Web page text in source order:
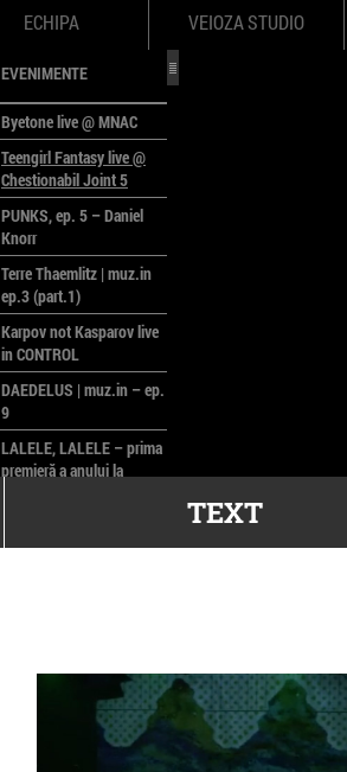
ECHIPA VEIOZA STUDIO
EVENIMENTE
Byetone live @ MNAC
Teengirl Fantasy live @
Chestionabil Joint 5
PUNKS, ep. 5 – Daniel
Knorr
Terre Thaemlitz | muz.in
ep.3 (part.1)
Karpov not Kasparov live
in CONTROL
DAEDELUS | muz.in – ep.
9
LALELE, LALELE – prima
premieră a anului la
poloneze la București
TEXT